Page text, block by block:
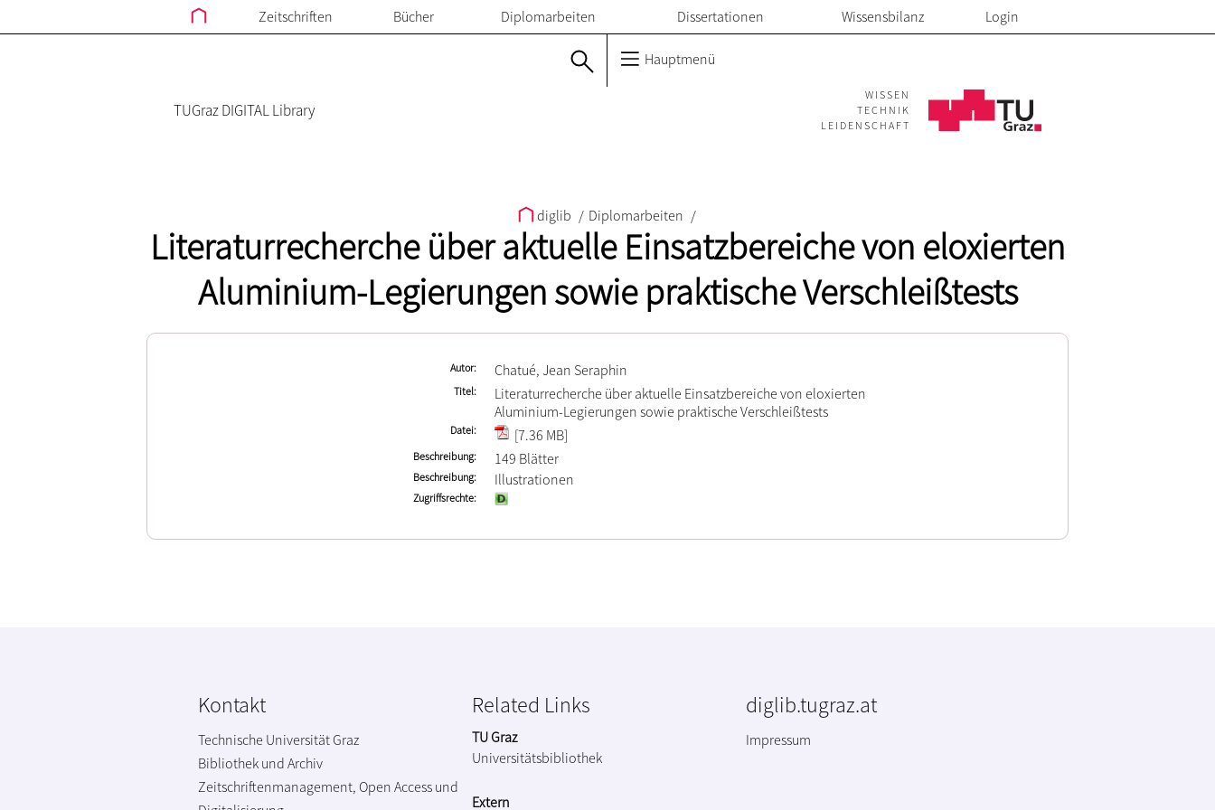
Zeitschriften Bücher Diplomarbeiten Dissertationen Wissensbilanz Login
Hauptmenü
TUGraz DIGITAL Library
WISSEN
TECHNIK
LEIDENSCHAFT
diglib / Diplomarbeiten /
Literaturrecherche über aktuelle Einsatzbereiche von eloxierten
Aluminium-Legierungen sowie praktische Verschleißtests
Autor Chatué, Jean Seraphin
Titel
Literaturrecherche über aktuelle Einsatzbereiche von eloxierten
Aluminium-Legierungen sowie praktische Verschleißtests
Datei [7.36 MB]
Beschreibung 149 Blätter
Beschreibung Illustrationen
Zugriffsrechte
Kontakt
Technische Universität Graz
Bibliothek und Archiv
Zeitschriftenmanagement, Open Access und
Related Links
TU Graz
Universitätsbibliothek
Extern
diglib.tugraz.at
Impressum